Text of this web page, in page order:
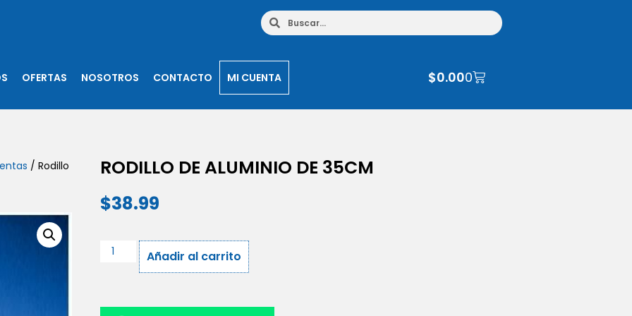
OFERTAS NOSOTROS CONTACTO MI CUENTA $0.000
/ Rodillo
RODILLO DE ALUMINIO DE 35CM
$38.99
Añadir al carrito